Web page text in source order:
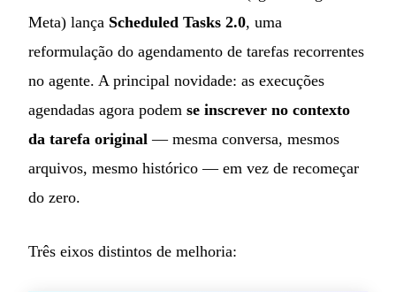
Meta) lança Scheduled Tasks 2.0, uma
reformulação do agendamento de tarefas recorrentes
no agente. A principal novidade: as execuções
agendadas agora podem se inscrever no contexto
da tarefa original — mesma conversa, mesmos
arquivos, mesmo histórico — em vez de recomeçar
do zero.
Três eixos distintos de melhoria: